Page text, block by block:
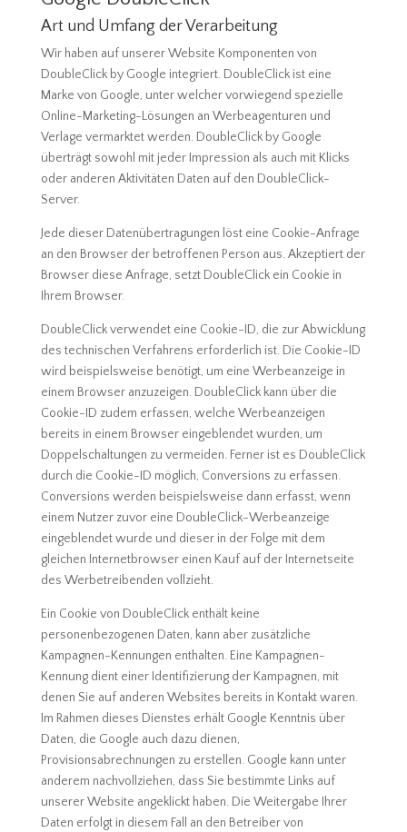
Art und Umfang der Verarbeitung
Wir haben auf unserer Website Komponenten von
DoubleClick by Google integriert. DoubleClick ist eine
Marke von Google, unter welcher vorwiegend spezielle
Online-Marketing-Lösungen an Werbeagenturen und
Verlage vermarktet werden. DoubleClick by Google
überträgt sowohl mit jeder Impression als auch mit Klicks
oder anderen Aktivitäten Daten auf den DoubleClick-
Server.
Jede dieser Datenübertragungen löst eine Cookie-Anfrage
an den Browser der betroffenen Person aus. Akzeptiert der
Browser diese Anfrage, setzt DoubleClick ein Cookie in
Ihrem Browser.
DoubleClick verwendet eine Cookie-ID, die zur Abwicklung
des technischen Verfahrens erforderlich ist. Die Cookie-ID
wird beispielsweise benötigt, um eine Werbeanzeige in
einem Browser anzuzeigen. DoubleClick kann über die
Cookie-ID zudem erfassen, welche Werbeanzeigen
bereits in einem Browser eingeblendet wurden, um
Doppelschaltungen zu vermeiden. Ferner ist es DoubleClick
durch die Cookie-ID möglich, Conversions zu erfassen.
Conversions werden beispielsweise dann erfasst, wenn
einem Nutzer zuvor eine DoubleClick-Werbeanzeige
eingeblendet wurde und dieser in der Folge mit dem
gleichen Internetbrowser einen Kauf auf der Internetseite
des Werbetreibenden vollzieht.
Ein Cookie von DoubleClick enthält keine
personenbezogenen Daten, kann aber zusätzliche
Kampagnen-Kennungen enthalten. Eine Kampagnen-
Kennung dient einer Identifizierung der Kampagnen, mit
denen Sie auf anderen Websites bereits in Kontakt waren.
Im Rahmen dieses Dienstes erhält Google Kenntnis über
Daten, die Google auch dazu dienen,
Provisionsabrechnungen zu erstellen. Google kann unter
anderem nachvollziehen, dass Sie bestimmte Links auf
unserer Website angeklickt haben. Die Weitergabe Ihrer
Daten erfolgt in diesem Fall an den Betreiber von